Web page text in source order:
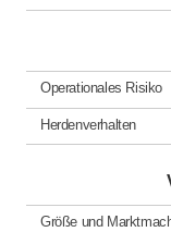
Operationales Risiko
Herdenverhalten
Größe und